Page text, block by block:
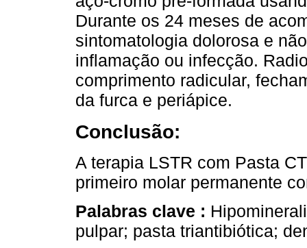
Durante os 24 meses de
sintomatologia dolorosa e
inflamação ou infecção.
comprimento radicular,
da furca e periápice.
Conclusão:
A terapia LSTR com Pasta
primeiro molar permanente
Palabras clave :
pulpar; pasta triantibiótica;